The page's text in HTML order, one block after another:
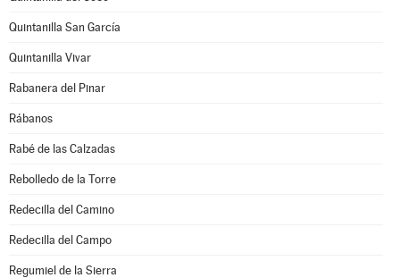
Quintanilla San García
Quintanilla Vivar
Rabanera del Pinar
Rábanos
Rabé de las Calzadas
Rebolledo de la Torre
Redecilla del Camino
Redecilla del Campo
Regumiel de la Sierra